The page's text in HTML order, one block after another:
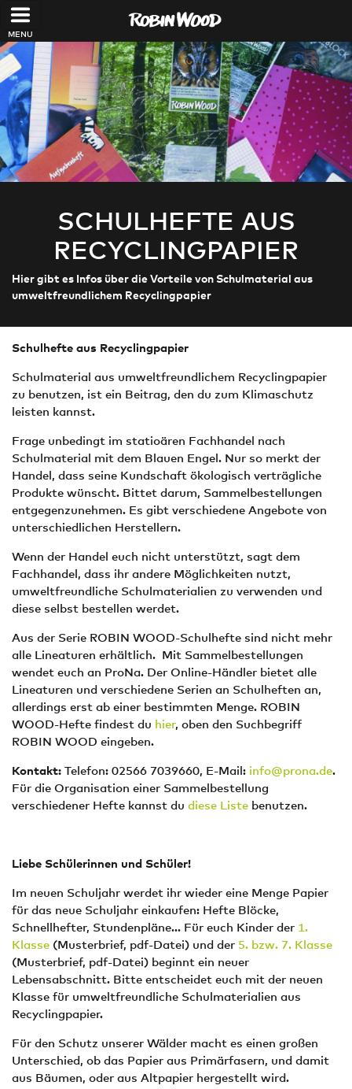
Direkt zum Inhalt
SCHULHEFTE AUS
RECYCLINGPAPIER
Hier gibt es Infos über die Vorteile von Schulmaterial aus
umweltfreundlichem Recyclingpapier
Schulhefte aus Recyclingpapier
Schulmaterial aus umweltfreundlichem Recyclingpapier
zu benutzen, ist ein Beitrag, den du zum Klimaschutz
leisten kannst.
Frage unbedingt im statioären Fachhandel nach
Schulmaterial mit dem Blauen Engel. Nur so merkt der
Handel, dass seine Kundschaft ökologisch verträgliche
Produkte wünscht. Bittet darum, Sammelbestellungen
entgegenzunehmen. Es gibt verschiedene Angebote von
unterschiedlichen Herstellern.
Wenn der Handel euch nicht unterstützt, sagt dem
Fachhandel, dass ihr andere Möglichkeiten nutzt,
umweltfreundliche Schulmaterialien zu verwenden und
diese selbst bestellen werdet.
Aus der Serie ROBIN WOOD-Schulhefte sind nicht mehr
alle Lineaturen erhältlich. Mit Sammelbestellungen
wendet euch an ProNa. Der Online-Händler bietet alle
Lineaturen und verschiedene Serien an Schulheften an,
allerdings erst ab einer bestimmten Menge. ROBIN
WOOD-Hefte findest du hier, oben den Suchbegriff
ROBIN WOOD eingeben.
Kontakt: Telefon: 02566 7039660, E-Mail: info@prona.de.
Für die Organisation einer Sammelbestellung
verschiedener Hefte kannst du diese Liste benutzen.
Liebe Schülerinnen und Schüler!
Im neuen Schuljahr werdet ihr wieder eine Menge Papier
für das neue Schuljahr einkaufen: Hefte Blöcke,
Schnellhefter, Stundenpläne... Für euch Kinder der 1.
Klasse (Musterbrief, pdf-Datei) und der 5. bzw. 7. Klasse
(Musterbrief, pdf-Datei) beginnt ein neuer
Lebensabschnitt. Bitte entscheidet euch mit der neuen
Klasse für umweltfreundliche Schulmaterialien aus
Recyclingpapier.
Für den Schutz unserer Wälder macht es einen großen
Unterschied, ob das Papier aus Primärfasern, und damit
aus Bäumen, oder aus Altpapier hergestellt wird.